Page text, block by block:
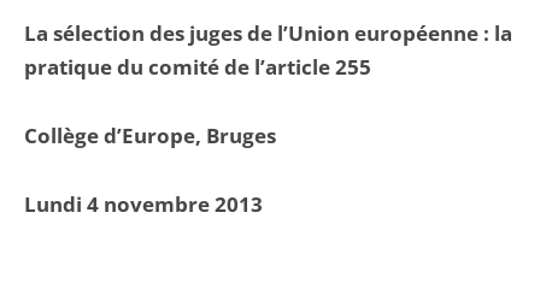
La sélection des juges de l’Union européenne : la
pratique du comité de l’article 255
Collège d’Europe, Bruges
Lundi 4 novembre 2013